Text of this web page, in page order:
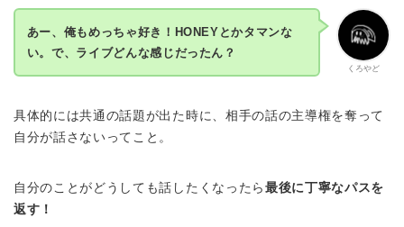
くろやど
あー、俺もめっちゃ好き！HONEYとかタマンな
い。で、ライブどんな感じだったん？
具体的には共通の話題が出た時に、相手の話の主導権を奪って
自分が話さないってこと。
自分のことがどうしても話したくなったら 最後に丁寧なパスを
返す！